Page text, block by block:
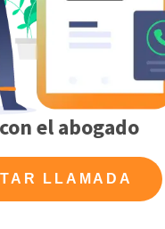
el abogado
LLAMADA